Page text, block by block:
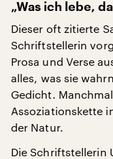
„Was ich lebe,
Dieser oft zitierte
Schriftstellerin
Prosa und Verse
alles, was sie
Gedicht.
Assoziationskette
der Natur.
Die Schriftstellerin